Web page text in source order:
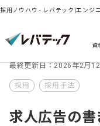
採用ノウハウ - レバテック|エンジ
資
最終更新日：2026年2月12
採用 採用手法
求人広告の